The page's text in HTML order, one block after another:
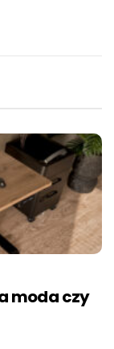
moda czy